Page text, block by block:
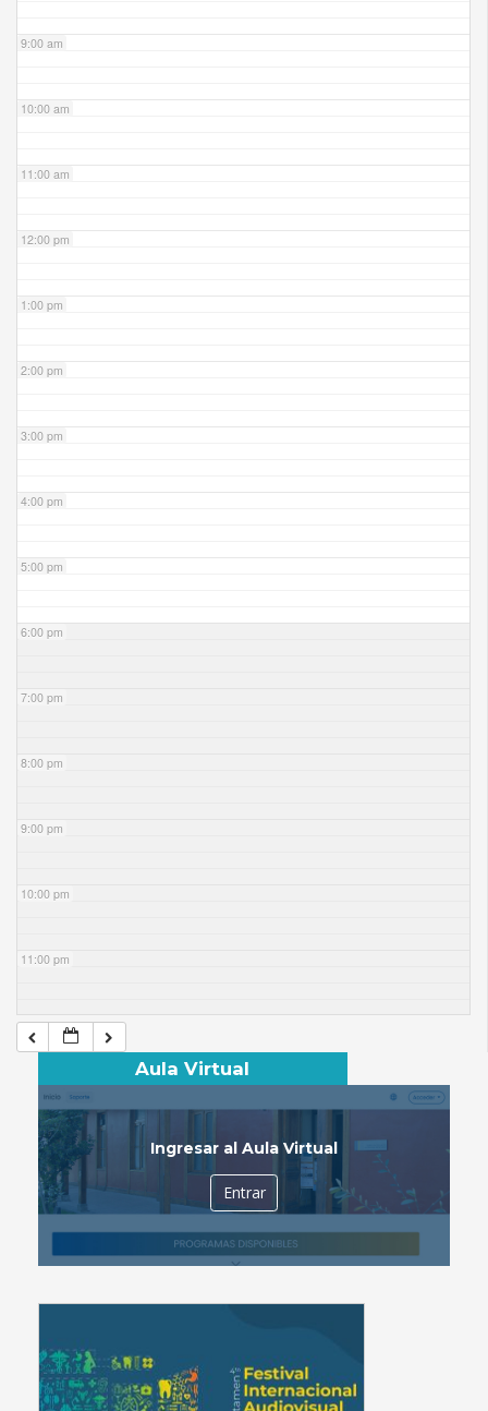
9:00 am
10:00 am
11:00 am
12:00 pm
1:00 pm
2:00 pm
3:00 pm
4:00 pm
5:00 pm
6:00 pm
7:00 pm
8:00 pm
9:00 pm
10:00 pm
11:00 pm
Aula Virtual
Ingresar al Aula Virtual
Entrar